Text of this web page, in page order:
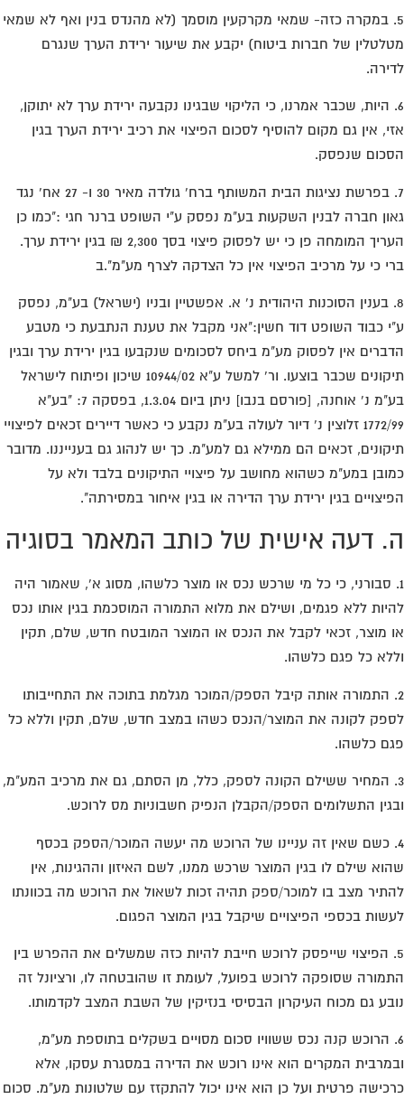
במקרה כזה- שמאי מקרקעין מוסמך (לא מהנדס בנין ואף לא שמאי
של חברות ביטוח) יקבע את שיעור ירידת הערך שנגרם
היות, שכבר אמרנו, כי הליקוי שבגינו נקבעה ירידת ערך לא יתוקן,
אין גם מקום להוסיף לסכום הפיצוי את רכיב ירידת הערך בגין
שנפסק.
7. בפרשת נציגות הבית המשותף ברח' גולדה מאיר 30 ו- 27 אח' נגד
חברה לבנין השקעות בע"מ נפסק ע"י השופט ברנר חגי :"כמו כן
העריך המומחה פן כי יש לפסוק פיצוי בסך 2,300 ₪ בגין ירידת ערך.
כי על מרכיב הפיצוי אין כל הצדקה לצרף מע"מ".ב
בענין הסוכנות היהודית נ' א. אפשטיין ובניו (ישראל) בע"מ, נפסק
כבוד השופט דוד חשין:"אני מקבל את טענת הנתבעת כי מטבע
אין לפסוק מע"מ ביחס לסכומים שנקבעו בגין ירידת ערך ובגין
תיקונים שכבר בוצעו. ור' למשל ע"א 10944/02 שיכון ופיתוח לישראל
בע"מ נ' אוחנה, [פורסם בנבו] ניתן ביום 1.3.04, בפסקה 7: "בע"א
1772/99 זלוצין נ' דיור לעולה בע"מ נקבע כי כאשר דיירים זכאים לפיצויי
זכאים הם ממילא גם למע"מ. כך יש לנהוג גם בענייננו. מדובר
במע"מ כשהוא מחושב על פיצויי התיקונים בלבד ולא על
בגין ירידת ערך הדירה או בגין איחור במסירתה".
דעה אישית של כותב המאמר בסוגיה
סבורני, כי כל מי שרכש נכס או מוצר כלשהו, מסוג א', שאמור היה
ללא פגמים, ושילם את מלוא התמורה המוסכמת בגין אותו נכס
מוצר, זכאי לקבל את הנכס או המוצר המובטח חדש, שלם, תקין
כל פגם כלשהו.
התמורה אותה קיבל הספק/המוכר מגלמת בתוכה את התחייבותו
לקונה את המוצר/הנכס כשהו במצב חדש, שלם, תקין וללא כל
כלשהו.
המחיר ששילם הקונה לספק, כלל, מן הסתם, גם את מרכיב המע"מ,
התשלומים הספק/הקבלן הנפיק חשבוניות מס לרוכש.
כשם שאין זה עניינו של הרוכש מה יעשה המוכר/הספק בכסף
שילם לו בגין המוצר שרכש ממנו, לשם האיזון וההגינות, אין
מצב בו למוכר/ספק תהיה זכות לשאול את הרוכש מה בכוונתו
בכספי הפיצויים שיקבל בגין המוצר הפגום.
הפיצוי שייפסק לרוכש חייבת להיות כזה שמשלים את ההפרש בין
שסופקה לרוכש בפועל, לעומת זו שהובטחה לו, ורציונל זה
גם מכוח העיקרון הבסיסי בנזיקין של השבת המצב לקדמותו.
הרוכש קנה נכס ששוויו סכום מסויים בשקלים בתוספת מע"מ,
המקרים הוא אינו רוכש את הדירה במסגרת עסקו, אלא
פרטית ועל כן הוא אינו יכול להתקזז עם שלטונות מע"מ. סכום